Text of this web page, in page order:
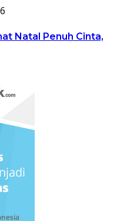
Natal Penuh Cinta,